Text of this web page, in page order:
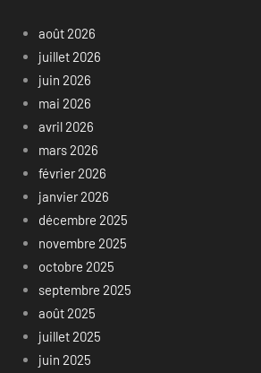
août 2026
juillet 2026
juin 2026
mai 2026
avril 2026
mars 2026
février 2026
janvier 2026
décembre 2025
novembre 2025
octobre 2025
septembre 2025
août 2025
juillet 2025
juin 2025